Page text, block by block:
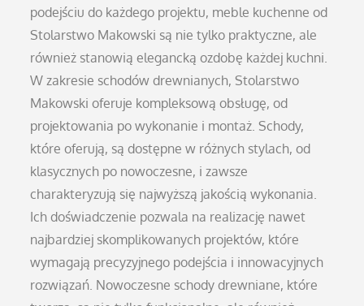
podejściu do każdego projektu, meble kuchenne od
Stolarstwo Makowski są nie tylko praktyczne, ale
również stanowią elegancką ozdobę każdej kuchni.
W zakresie schodów drewnianych, Stolarstwo
Makowski oferuje kompleksową obsługę, od
projektowania po wykonanie i montaż. Schody,
które oferują, są dostępne w różnych stylach, od
klasycznych po nowoczesne, i zawsze
charakteryzują się najwyższą jakością wykonania.
Ich doświadczenie pozwala na realizację nawet
najbardziej skomplikowanych projektów, które
wymagają precyzyjnego podejścia i innowacyjnych
rozwiązań. Nowoczesne schody drewniane, które